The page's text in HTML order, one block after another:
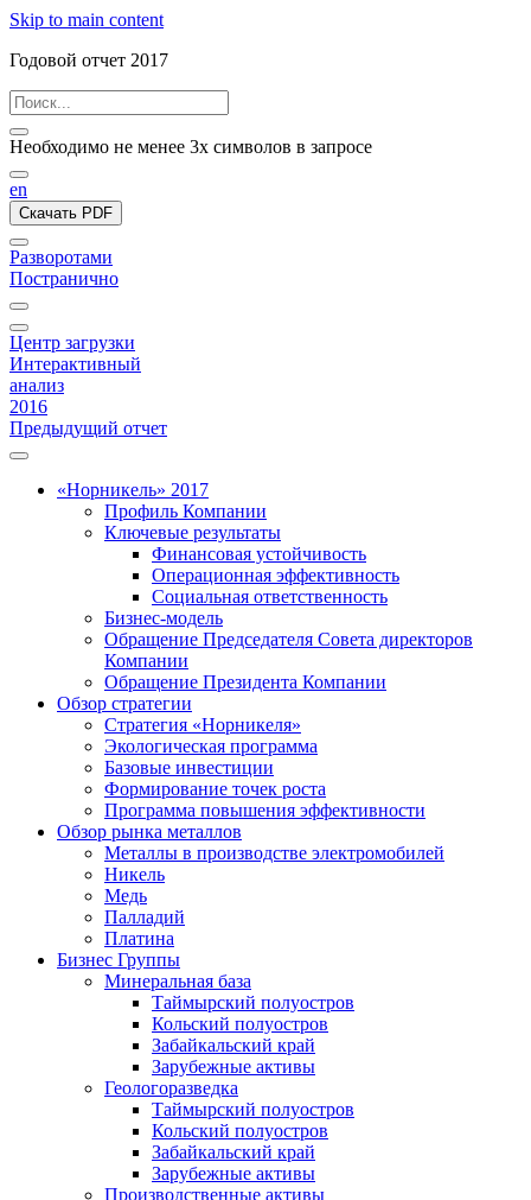
Skip to main content
Годовой отчет 2017
Необходимо не менее 3х символов в запросе
en
Скачать PDF
Разворотами
Постранично
Центр загрузки
Интерактивный
анализ
2016
Предыдущий отчет
«Норникель» 2017
Профиль Компании
Ключевые результаты
Финансовая устойчивость
Операционная эффективность
Социальная ответственность
Бизнес-модель
Обращение Председателя Совета директоров
Компании
Обращение Президента Компании
Обзор стратегии
Стратегия «Норникеля»
Экологическая программа
Базовые инвестиции
Формирование точек роста
Программа повышения эффективности
Обзор рынка металлов
Металлы в производстве электромобилей
Никель
Медь
Палладий
Платина
Бизнес Группы
Минеральная база
Таймырский полуостров
Кольский полуостров
Забайкальский край
Зарубежные активы
Геологоразведка
Таймырский полуостров
Кольский полуостров
Забайкальский край
Зарубежные активы
Производственные активы